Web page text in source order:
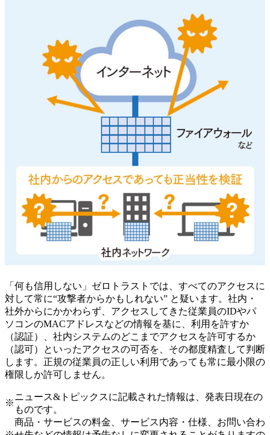
「何も信用しない」ゼロトラストでは、すべてのアクセスに
対して常に“攻撃者からかもしれない” と疑います。社内・
社外からにかかわらず、アクセスしてきた従業員のIDやパ
ソコンのMACアドレスなどの情報を基に、利用を許すか
（認証）、社内システムのどこまでアクセスを許可するか
（認可）といったアクセスの可否を、その都度精査して判断
します。正規の従業員の正しい利用であっても常に最小限の
権限しか許可しません。
※
ニュース&トピックスに記載された情報は、発表日現在の
ものです。
商品・サービスの料金、サービス内容・仕様、お問い合わ